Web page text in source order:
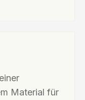
Material für